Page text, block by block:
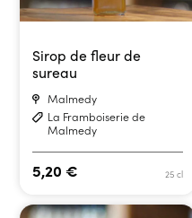
Sirop de fleur de
sureau
Malmedy
La Framboiserie de
Malmedy
25 cl
5,20€